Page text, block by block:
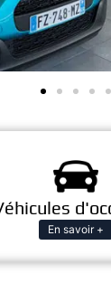
En savoir +